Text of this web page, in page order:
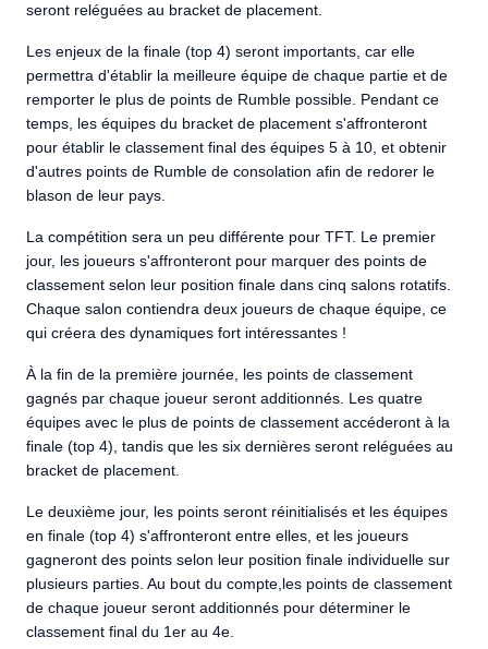
seront reléguées au bracket de placement.
Les enjeux de la finale (top 4) seront importants, car elle
permettra d'établir la meilleure équipe de chaque partie et de
remporter le plus de points de Rumble possible. Pendant ce
temps, les équipes du bracket de placement s'affronteront
pour établir le classement final des équipes 5 à 10, et obtenir
d'autres points de Rumble de consolation afin de redorer le
blason de leur pays.
La compétition sera un peu différente pour TFT. Le premier
jour, les joueurs s'affronteront pour marquer des points de
classement selon leur position finale dans cinq salons rotatifs.
Chaque salon contiendra deux joueurs de chaque équipe, ce
qui créera des dynamiques fort intéressantes !
À la fin de la première journée, les points de classement
gagnés par chaque joueur seront additionnés. Les quatre
équipes avec le plus de points de classement accéderont à la
finale (top 4), tandis que les six dernières seront reléguées au
bracket de placement.
Le deuxième jour, les points seront réinitialisés et les équipes
en finale (top 4) s'affronteront entre elles, et les joueurs
gagneront des points selon leur position finale individuelle sur
plusieurs parties. Au bout du compte,les points de classement
de chaque joueur seront additionnés pour déterminer le
classement final du 1er au 4e.